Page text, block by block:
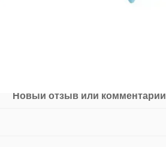
Новый отзыв или комментарий